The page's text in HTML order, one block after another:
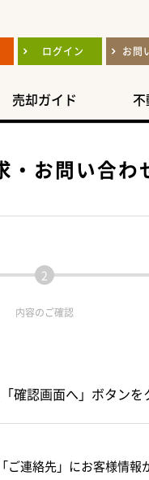
ログイン お問
売却ガイド
・お問い合わ
内容のご確認
確認画面へ」ボタンを
連絡先」にお客様情報